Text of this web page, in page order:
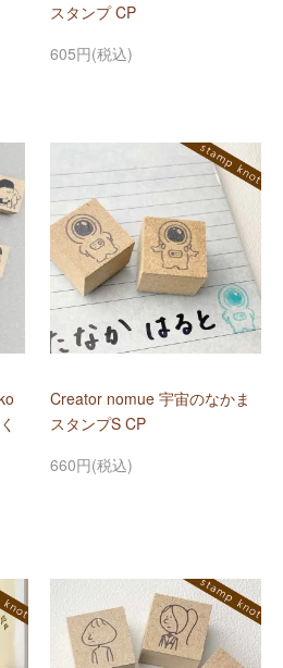
スタンプ CP
605円(税込)
Creator nomue 宇宙のなかま
スタンプS CP
660円(税込)